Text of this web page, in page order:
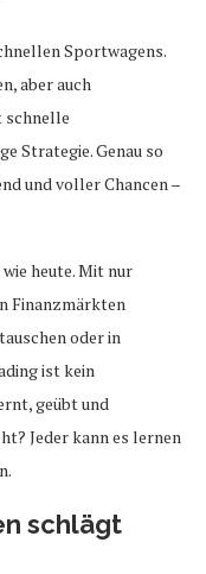
Sportwagens.
aber auch
schnelle
Strategie. Genau so
und voller Chancen –
heute. Mit nur
Finanzmärkten
oder in
ist kein
geübt und
Jeder kann es lernen
schlägt